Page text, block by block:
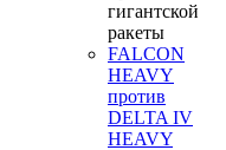
FALCON
HEAVY
против
DELTA IV
HEAVY